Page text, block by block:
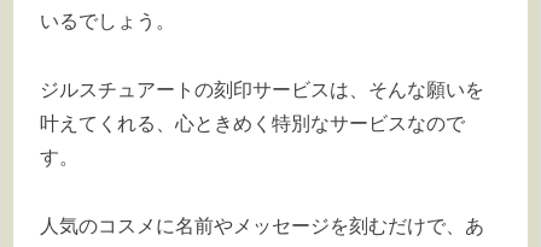
いるでしょう。
ジルスチュアートの刻印サービスは、そんな願いを
叶えてくれる、心ときめく特別なサービスなので
す。
人気のコスメに名前やメッセージを刻むだけで、あ